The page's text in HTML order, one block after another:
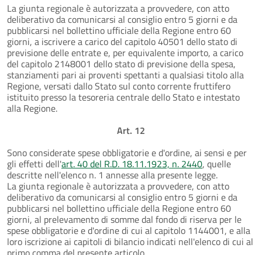
La giunta regionale è autorizzata a provvedere, con atto
deliberativo da comunicarsi al consiglio entro 5 giorni e da
pubblicarsi nel bollettino ufficiale della Regione entro 60
giorni, a iscrivere a carico del capitolo 40501 dello stato di
previsione delle entrate e, per equivalente importo, a carico
del capitolo 2148001 dello stato di previsione della spesa,
stanziamenti pari ai proventi spettanti a qualsiasi titolo alla
Regione, versati dallo Stato sul conto corrente fruttifero
istituito presso la tesoreria centrale dello Stato e intestato
alla Regione.
Art. 12
Sono considerate spese obbligatorie e d'ordine, ai sensi e per
gli effetti dell'art. 40 del R.D. 18.11.1923, n. 2440, quelle
descritte nell'elenco n. 1 annesse alla presente legge.
La giunta regionale è autorizzata a provvedere, con atto
deliberativo da comunicarsi al consiglio entro 5 giorni e da
pubblicarsi nel bollettino ufficiale della Regione entro 60
giorni, al prelevamento di somme dal fondo di riserva per le
spese obbligatorie e d'ordine di cui al capitolo 1144001, e alla
loro iscrizione ai capitoli di bilancio indicati nell'elenco di cui al